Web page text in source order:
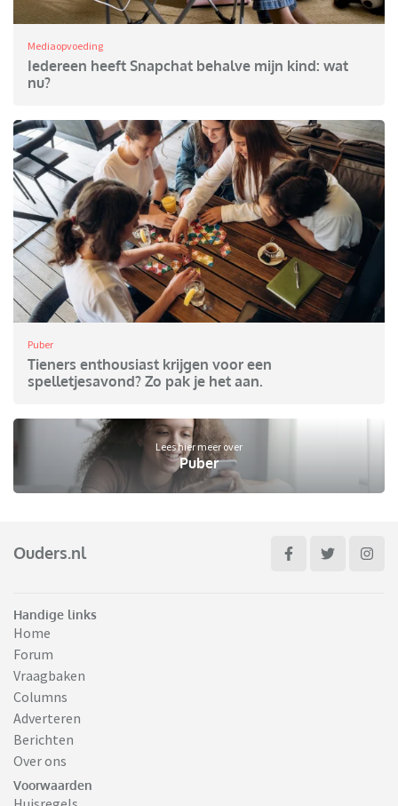
Mediaopvoeding
Iedereen heeft Snapchat behalve mijn kind: wat
nu?
Puber
Tieners enthousiast krijgen voor een
spelletjesavond? Zo pak je het aan.
Lees hier meer over
Puber
Ouders.nl
Handige links
Home
Forum
Vraagbaken
Columns
Adverteren
Berichten
Over ons
Voorwaarden